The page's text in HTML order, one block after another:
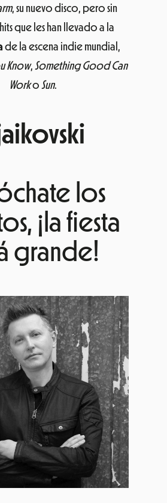
, su nuevo disco, pero sin
que les han llevado a la
de la escena indie mundial,
Know, Something Good Can
Worko Sun.
los
¡la fiesta
grande!